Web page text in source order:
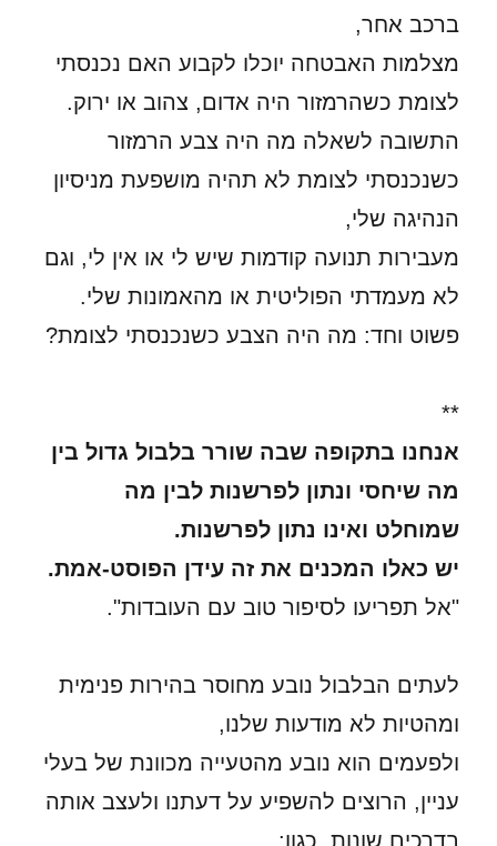
ברכב אחר,
מצלמות האבטחה יוכלו לקבוע האם נכנסתי
לצומת כשהרמזור היה אדום, צהוב או ירוק.
התשובה לשאלה מה היה צבע הרמזור
כשנכנסתי לצומת לא תהיה מושפעת מניסיון
הנהיגה שלי,
מעבירות תנועה קודמות שיש לי או אין לי, וגם
לא מעמדתי הפוליטית או מהאמונות שלי.
פשוט וחד: מה היה הצבע כשנכנסתי לצומת?
**
אנחנו בתקופה שבה שורר בלבול גדול בין
מה שיחסי ונתון לפרשנות לבין מה
שמוחלט ואינו נתון לפרשנות.
יש כאלו המכנים את זה עידן הפוסט-אמת.
"אל תפריעו לסיפור טוב עם העובדות".
לעתים הבלבול נובע מחוסר בהירות פנימית
ומהטיות לא מודעות שלנו,
ולפעמים הוא נובע מהטעייה מכוונת של בעלי
עניין, הרוצים להשפיע על דעתנו ולעצב אותה
בדרכים שונות, כגון: